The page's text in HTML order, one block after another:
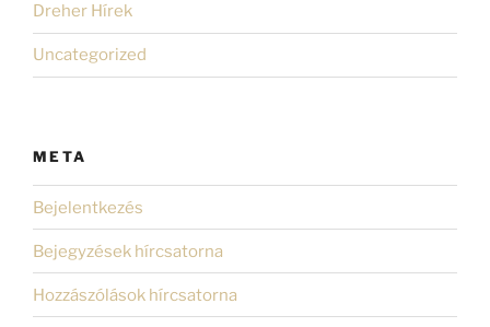
Dreher Hírek
Uncategorized
META
Bejelentkezés
Bejegyzések hírcsatorna
Hozzászólások hírcsatorna